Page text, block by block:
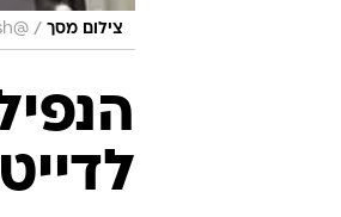
צילום מסך /
@fitby.ash?